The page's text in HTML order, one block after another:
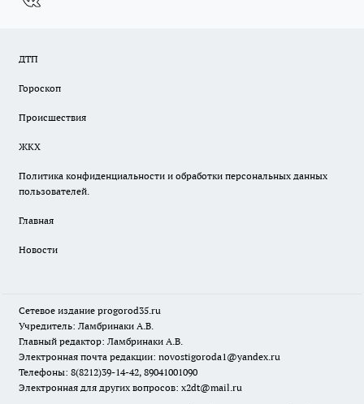
ДТП
Гороскоп
Происшествия
ЖКХ
Политика конфиденциальности и обработки персональных данных
пользователей.
Главная
Новости
Сетевое издание progorod35.ru
Учредитель: Ламбринаки А.В.
Главный редактор: Ламбринаки А.В.
Электронная почта редакции: novostigoroda1@yandex.ru
Телефоны: 8(8212)39-14-42, 89041001090
Электронная для других вопросов: x2dt@mail.ru